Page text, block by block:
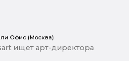
Офис (Москва)
ищет арт-директора